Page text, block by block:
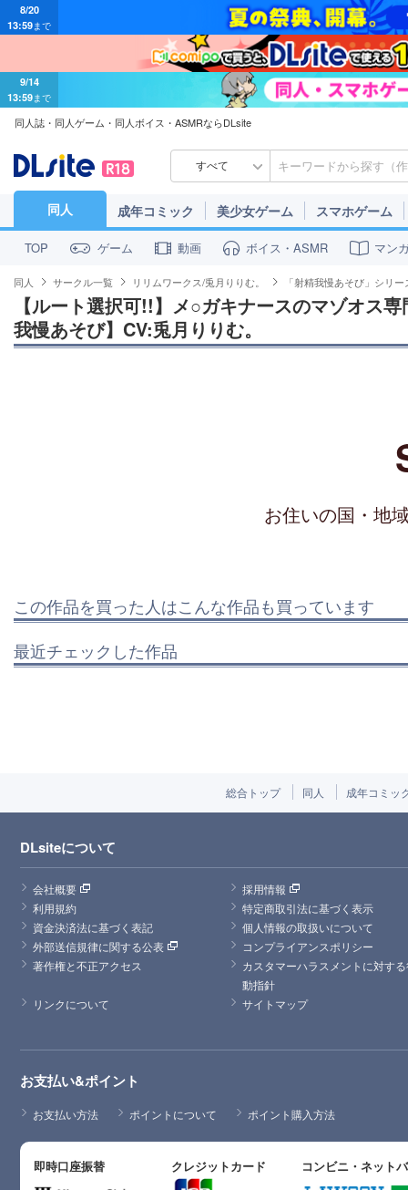
8/20
13:59まで
9/14
13:59まで
同人誌・同人ゲーム・同人ボイス・ASMRならDLsite
すべて
同人 成年コミック 美少女ゲーム スマホゲーム
TOP ゲーム 動画 ボイス・ASMR マン
同人 サークル一覧 リリムワークス/兎月りりむ。 「射精我慢あそび」シリー
【ルート選択可!!】メ○ガキナースのマゾオス
我慢あそび】CV:兎月りりむ。
お住いの国・地
この作品を買った人はこんな作品も買っています
最近チェックした作品
総合トップ 同人 成年コミッ
DLsiteについて
会社概要
採用情報
利用規約
特定商取引法に基づく表示
資金決済法に基づく表記
個人情報の取扱いについて
外部送信規律に関する公表
コンプライアンスポリシー
著作権と不正アクセス
カスタマーハラスメントに対す
動指針
リンクについて
サイトマップ
お支払い&ポイント
お支払い方法 ポイントについて ポイント購入方法
即時口座振替 クレジットカード コンビニ・ネット